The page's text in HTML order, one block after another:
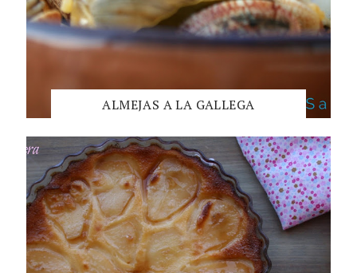
ALMEJAS A LA GALLEGA